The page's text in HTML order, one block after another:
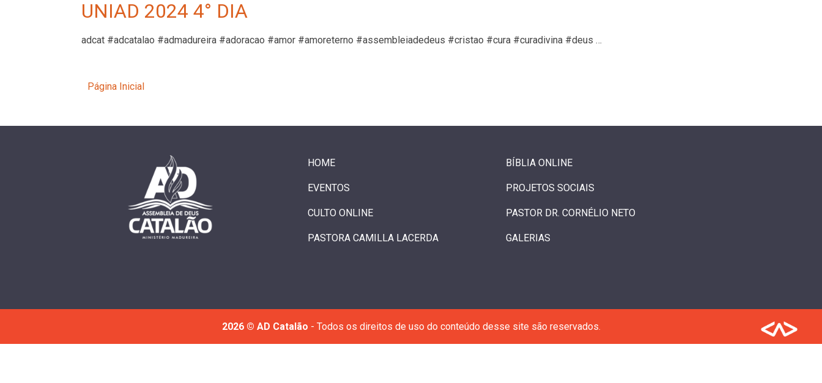
UNIAD 2024 4° DIA
adcat #adcatalao #admadureira #adoracao #amor #amoreterno #assembleiadedeus #cristao #cura #curadivina #deus …
Página Inicial
HOME BÍBLIA ONLINE
EVENTOS PROJETOS SOCIAIS
CULTO ONLINE PASTOR DR. CORNÉLIO NETO
PASTORA CAMILLA LACERDA GALERIAS
2026 © AD Catalão - Todos os direitos de uso do conteúdo desse site são reservados.